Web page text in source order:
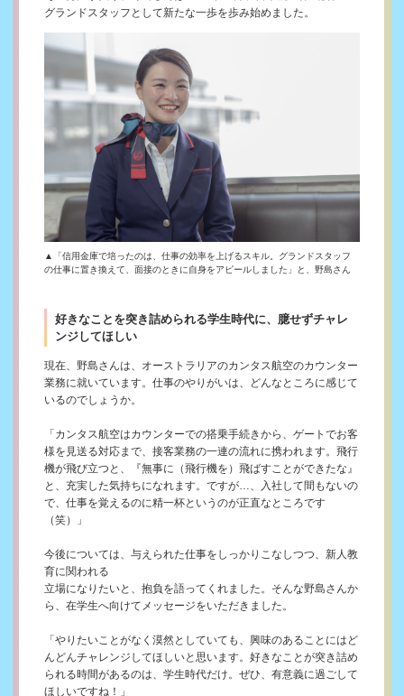
グランドスタッフとして新たな一歩を歩み始めました。
▲「信用金庫で培ったのは、仕事の効率を上げるスキル。グランドスタッフ
の仕事に置き換えて、面接のときに自身をアピールしました」と、野島さん
好きなことを突き詰められる学生時代に、臆せずチャレ
ンジしてほしい
現在、野島さんは、オーストラリアのカンタス航空のカウンター
業務に就いています。仕事のやりがいは、どんなところに感じて
いるのでしょうか。
「カンタス航空はカウンターでの搭乗手続きから、ゲートでお客
様を見送る対応まで、接客業務の一連の流れに携われます。飛行
機が飛び立つと、『無事に（飛行機を）飛ばすことができたな』
と、充実した気持ちになれます。ですが…、入社して間もないの
で、仕事を覚えるのに精一杯というのが正直なところです
（笑）」
今後については、与えられた仕事をしっかりこなしつつ、新人教
育に関われる
立場になりたいと、抱負を語ってくれました。そんな野島さんか
ら、在学生へ向けてメッセージをいただきました。
「やりたいことがなく漠然としていても、興味のあることにはど
んどんチャレンジしてほしいと思います。好きなことが突き詰め
られる時間があるのは、学生時代だけ。ぜひ、有意義に過ごして
ほしいですね！」